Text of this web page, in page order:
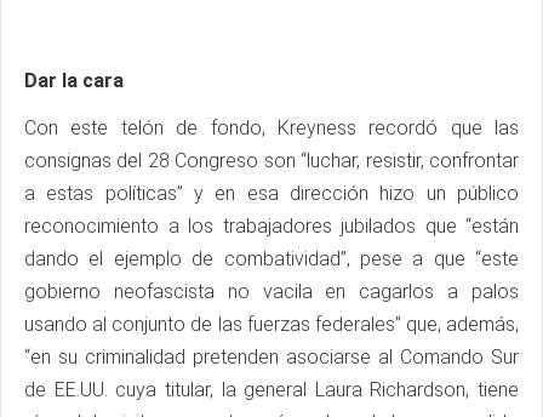
Dar la cara
Con este telón de fondo, Kreyness recordó que las
consignas del 28 Congreso son “luchar, resistir, confrontar
a estas políticas” y en esa dirección hizo un público
reconocimiento a los trabajadores jubilados que “están
dando el ejemplo de combatividad”, pese a que “este
gobierno neofascista no vacila en cagarlos a palos
usando al conjunto de las fuerzas federales” que, además,
“en su criminalidad pretenden asociarse al Comando Sur
de EE.UU. cuya titular, la general Laura Richardson, tiene